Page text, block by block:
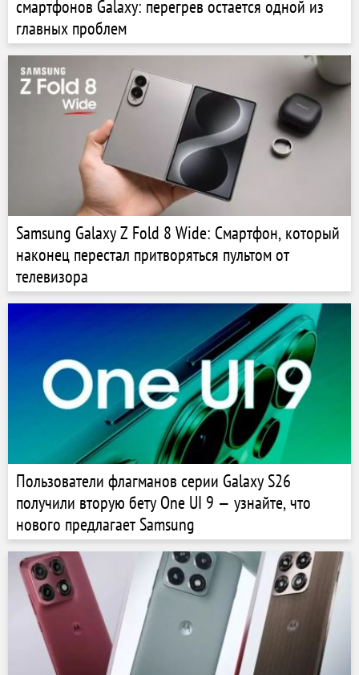
смартфонов Galaxy: перегрев остается одной из
главных проблем
Samsung Galaxy Z Fold 8 Wide: Смартфон, который
наконец перестал притворяться пультом от
телевизора
Пользователи флагманов серии Galaxy S26
получили вторую бету One UI 9 — узнайте, что
нового предлагает Samsung